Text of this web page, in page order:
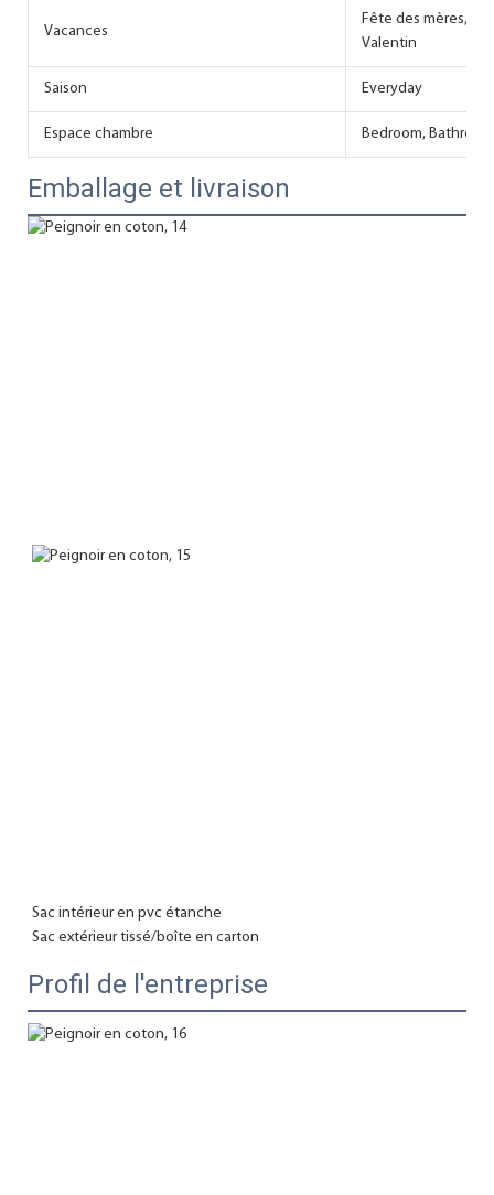
Vacances
Fête des mères,
Valentin
Saison Everyday
Espace chambre Bedroom, Bathroom
Emballage et livraison
Sac intérieur en pvc étanche
Profil de l'entreprise